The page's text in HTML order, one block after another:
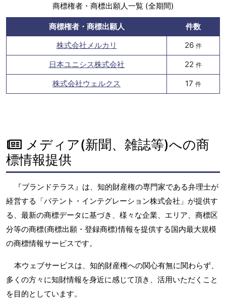
商標権者・商標出願人一覧 (全期間)
商標権者・商標出願人
件数
株式会社メルカリ
26 件
日本ユニシス株式会社 22 件
株式会社ウェルクス 17 件
メディア(新聞、雑誌等)への商
標情報提供
『ブランドテラス』は、知的財産権の専門家である弁理士が
経営する「パテント・インテグレーション株式会社」が提供す
る、最新の商標データに基づき、様々な企業、エリア、商標区
分等の商標(商標出願・登録商標)情報を提供する国内最大規模
の商標情報サービスです。
本ウェブサービスは、知的財産権への関心有無に関わらず、
多くの方々に知財情報を身近に感じて頂き、活用いただくこと
を目的としています。